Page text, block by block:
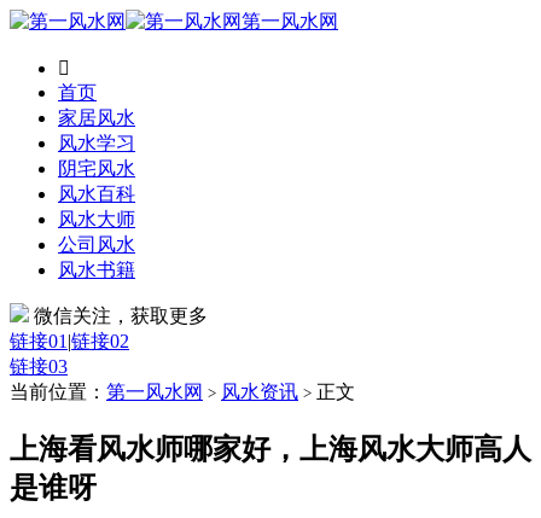
第一风水网

首页
家居风水
风水学习
阴宅风水
风水百科
风水大师
公司风水
风水书籍
微信关注，获取更多
链接01 |链接02
链接03
当前位置： 第一风水网 > 风水资讯 > 正文
上海看风水师哪家好，上海风水大师高人
是谁呀